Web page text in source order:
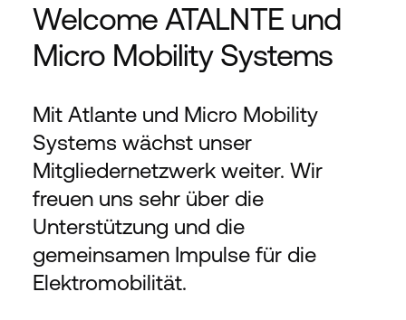
Welcome ATALNTE und
Micro Mobility Systems
Mit Atlante und Micro Mobility
Systems wächst unser
Mitgliedernetzwerk weiter. Wir
freuen uns sehr über die
Unterstützung und die
gemeinsamen Impulse für die
Elektromobilität.